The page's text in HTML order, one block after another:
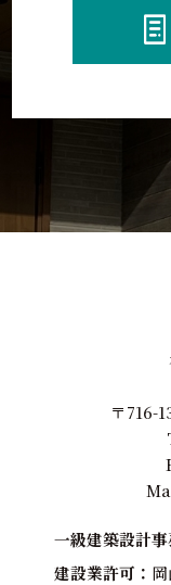
〒716-
一級建築設計
建設業許可